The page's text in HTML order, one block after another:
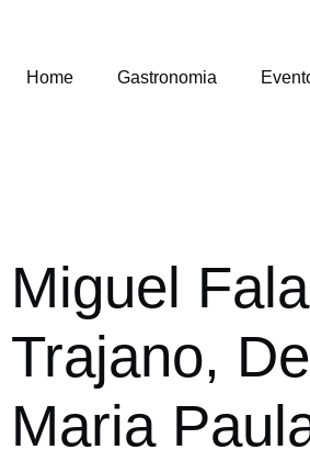
Home Gastronomia
Miguel
Trajano,
Maria